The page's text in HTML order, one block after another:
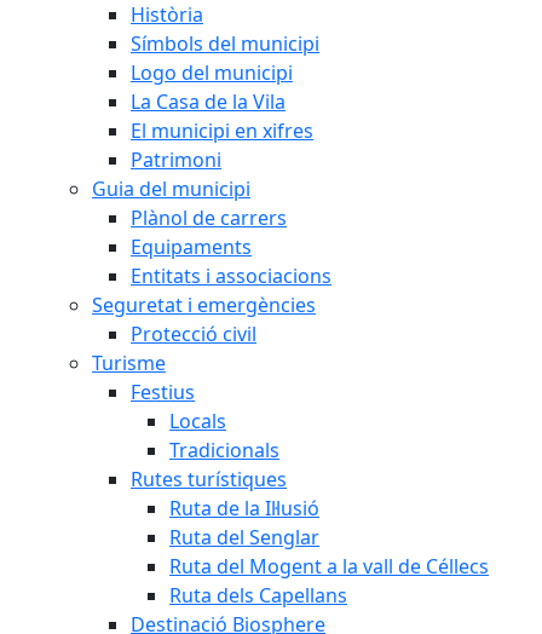
Història
Símbols del municipi
Logo del municipi
La Casa de la Vila
El municipi en xifres
Patrimoni
Guia del municipi
Plànol de carrers
Equipaments
Entitats i associacions
Seguretat i emergències
Protecció civil
Turisme
Festius
Locals
Tradicionals
Rutes turístiques
Ruta de la Il·lusió
Ruta del Senglar
Ruta del Mogent a la vall de Céllecs
Ruta dels Capellans
Destinació Biosphere